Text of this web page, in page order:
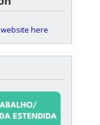
here